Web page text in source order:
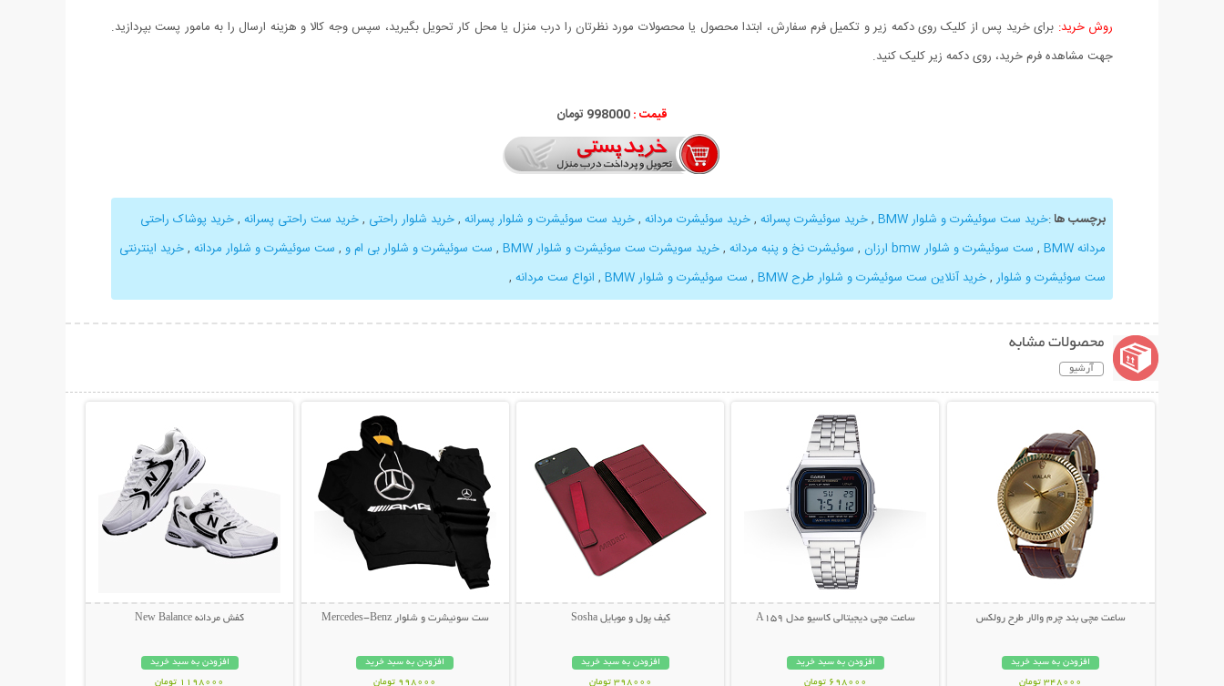
روش خرید: برای خرید پس از کلیک روی دکمه زیر و تکمیل فرم سفارش، ابتدا محصول یا محصولات مورد نظرتان را درب منزل یا محل کار تحویل بگیرید، سپس وجه کالا و هزینه ارسال را به مامور پست بپردازید.
جهت مشاهده فرم خرید، روی دکمه زیر کلیک کنید.
قیمت :998000 تومان
برچسب ها:خرید ست سوئیشرت و شلوار BMW ,خرید سوئیشرت پسرانه ,خرید سوئیشرت مردانه ,خرید ست سوئیشرت و شلوار پسرانه ,خرید شلوار راحتی ,خرید ست راحتی پسرانه ,خرید پوشاک راحتی
مردانه BMW
, ست سوئیشرت و شلوار bmw ارزان , سوئیشرت نخ و پنبه مردانه ,خرید سویشرت ست سوئیشرت و شلوار BMW , ست سوئیشرت و شلوار بی ام و , ست سوئیشرت و شلوار مردانه ,خرید اینترنتی
ست سوئیشرت و شلوار ,خرید آنلاین ست سوئیشرت و شلوار طرح BMW , ست سوئیشرت و شلوار BMW , انواع ست مردانه ,
محصولات مشابه
آرشیو
ساعت مچی بند چرم والار طرح رولکس
افزودن به سبد خرید
348000 تومان
ساعت مچی دیجیتالی کاسیو مدل A159
افزودن به سبد خرید
698000 تومان
کیف پول و موبایل Sosha
افزودن به سبد خرید
398000 تومان
ست سوئیشرت و شلوار Mercedes-Benz
افزودن به سبد خرید
998000 تومان
کفش مردانه New Balance
افزودن به سبد خرید
1198000 تومان